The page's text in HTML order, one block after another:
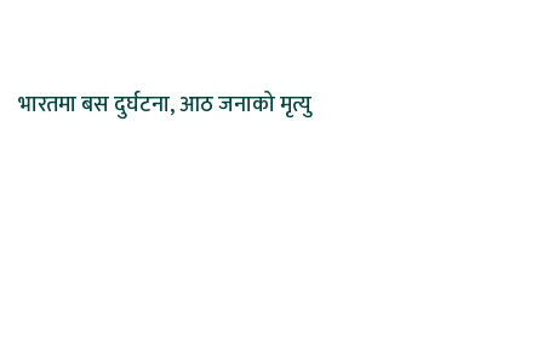
भारतमा बस दुर्घटना, आठ जनाको मृत्यु